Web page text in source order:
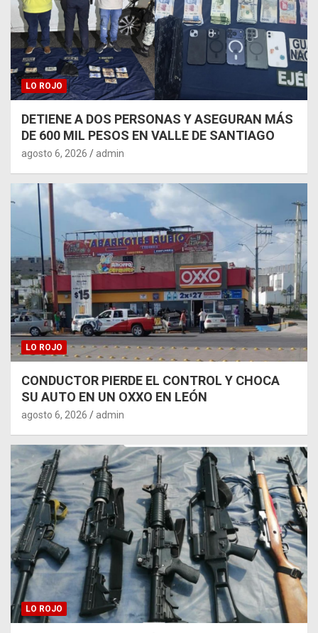
LO ROJO
DETIENE A DOS PERSONAS Y ASEGURAN MÁS
DE 600 MIL PESOS EN VALLE DE SANTIAGO
agosto 6, 2026 admin
LO ROJO
CONDUCTOR PIERDE EL CONTROL Y CHOCA
SU AUTO EN UN OXXO EN LEÓN
agosto 6, 2026 admin
LO ROJO